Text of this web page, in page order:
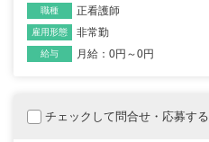
職種 正看護師
雇用形態 非常勤
給与 月給：0円～0円
チェックして問合せ・応募する